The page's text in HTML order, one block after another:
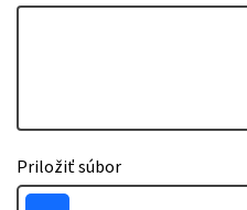
Priložiť súbor